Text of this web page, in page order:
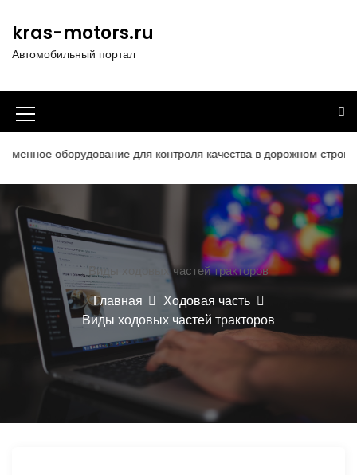
т
к
д
м
kras-motors.ru
Автомобильный портал
И
к
о
н
к
а
м
е
для контроля качества в дорожном строительстве
Виды ходовых частей тракторов
Главная
Ходовая часть
Виды ходовых частей тракторов